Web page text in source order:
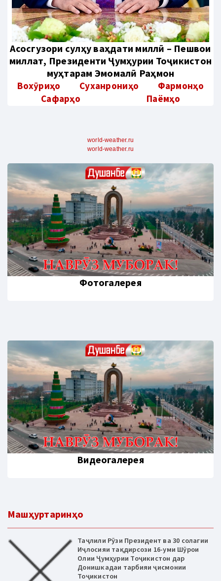
Aсосгузори сулҳу ваҳдати миллӣ – Пешвои
миллат, Президенти Ҷумҳурии Тоҷикистон
муҳтарам Эмомалӣ Раҳмон
Вохӯриҳо Суханрониҳо
Фармонҳо
Сафарҳо
Паёмҳо
world-weather.ru
world-weather.ru
Фотогалерея
Видеогалерея
Машҳуртаринҳо
Таҷлили Рӯзи Президент ва 30 солагии
Иҷлосияи тақдирсози 16-уми Шӯрои
Олии Ҷумҳурии Тоҷикистон дар
Донишкадаи тарбияи ҷисмонии
Тоҷикистон